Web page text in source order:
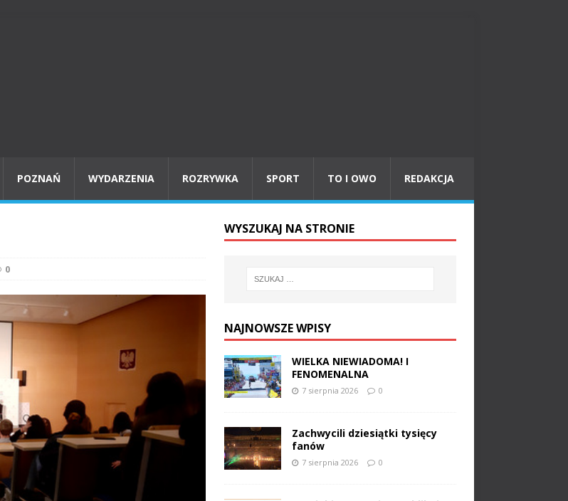
POZNAŃ WYDARZENIA ROZRYWKA SPORT TO I OWO REDAKCJA
0
WYSZUKAJ NA STRONIE
NAJNOWSZE WPISY
WIELKA NIEWIADOMA! I
FENOMENALNA
7 sierpnia 2026 0
Zachwycili dziesiątki tysięcy
fanów
7 sierpnia 2026 0